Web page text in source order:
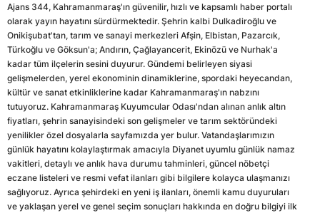
Ajans 344, Kahramanmaraş'ın güvenilir, hızlı ve kapsamlı haber portalı
olarak yayın hayatını sürdürmektedir. Şehrin kalbi Dulkadiroğlu ve
Onikişubat'tan, tarım ve sanayi merkezleri Afşin, Elbistan, Pazarcık,
Türkoğlu ve Göksun'a; Andırın, Çağlayancerit, Ekinözü ve Nurhak'a
kadar tüm ilçelerin sesini duyurur. Gündemi belirleyen siyasi
gelişmelerden, yerel ekonominin dinamiklerine, spordaki heyecandan,
kültür ve sanat etkinliklerine kadar Kahramanmaraş'ın nabzını
tutuyoruz. Kahramanmaraş Kuyumcular Odası'ndan alınan anlık altın
fiyatları, şehrin sanayisindeki son gelişmeler ve tarım sektöründeki
yenilikler özel dosyalarla sayfamızda yer bulur. Vatandaşlarımızın
günlük hayatını kolaylaştırmak amacıyla Diyanet uyumlu günlük namaz
vakitleri, detaylı ve anlık hava durumu tahminleri, güncel nöbetçi
eczane listeleri ve resmi vefat ilanları gibi bilgilere kolayca ulaşmanızı
sağlıyoruz. Ayrıca şehirdeki en yeni iş ilanları, önemli kamu duyuruları
ve yaklaşan yerel ve genel seçim sonuçları hakkında en doğru bilgiyi ilk